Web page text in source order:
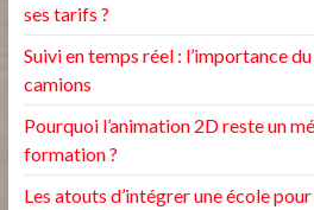
ses tarifs ?
Suivi en temps réel : l’importance
camions
Pourquoi l’animation 2D reste un
formation ?
Les atouts d’intégrer une école